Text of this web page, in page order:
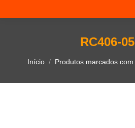
RC406-
Você está aqui:
Início Produtos marcados com